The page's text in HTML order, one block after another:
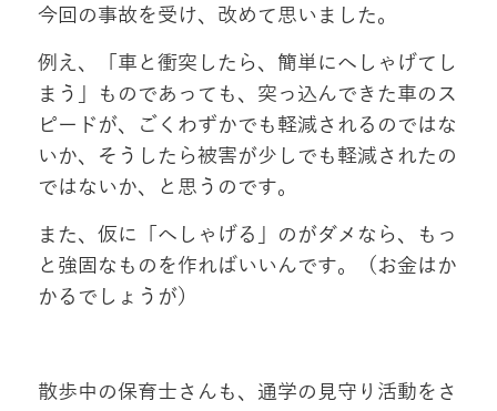
今回の事故を受け、改めて思いました。
例え、「車と衝突したら、簡単にへしゃげてし
まう」ものであっても、突っ込んできた車のス
ピードが、ごくわずかでも軽減されるのではな
いか、そうしたら被害が少しでも軽減されたの
ではないか、と思うのです。
また、仮に「へしゃげる」のがダメなら、もっ
と強固なものを作ればいいんです。（お金はか
かるでしょうが）
散歩中の保育士さんも、通学の見守り活動をさ